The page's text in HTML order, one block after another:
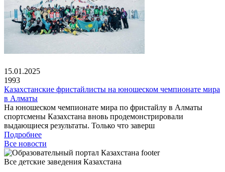
15.01.2025
1993
Казахстанские фристайлисты на юношеском чемпионате мира
в Алматы
На юношеском чемпионате мира по фристайлу в Алматы
спортсмены Казахстана вновь продемонстрировали
выдающиеся результаты. Только что заверш
Подробнее
Все новости
Все детские заведения Казахстана